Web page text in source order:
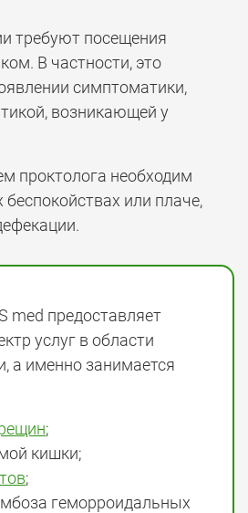
требуют посещения
В частности, это
симптоматики,
возникающей у
проктолога необходим
или плаче,
med предоставляет
услуг в области
а именно занимается
;
кишки;
;
геморроидальных